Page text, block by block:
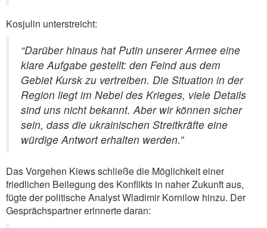
Kosjulin unterstreicht:
“Darüber hinaus hat Putin unserer Armee eine
klare Aufgabe gestellt: den Feind aus dem
Gebiet Kursk zu vertreiben. Die Situation in der
Region liegt im Nebel des Krieges, viele Details
sind uns nicht bekannt. Aber wir können sicher
sein, dass die ukrainischen Streitkräfte eine
würdige Antwort erhalten werden.”
Das Vorgehen Kiews schließe die Möglichkeit einer
friedlichen Beilegung des Konflikts in naher Zukunft aus,
fügte der politische Analyst Wladimir Kornilow hinzu. Der
Gesprächspartner erinnerte daran: